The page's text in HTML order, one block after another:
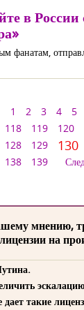
в
фанатам,
1 2 3 4 5
118 119 120
128 129 130
138 139
мнению,
на
такие